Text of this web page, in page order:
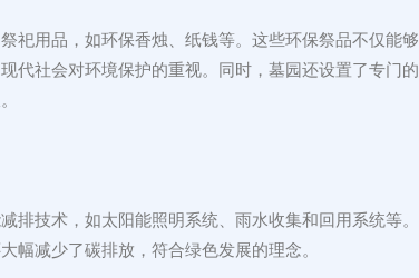
祀用品，如环保香烛、纸钱等。这些环保祭品不仅能够
代社会对环境保护的重视。同时，墓园还设置了专门的
排技术，如太阳能照明系统、雨水收集和回用系统等。
幅减少了碳排放，符合绿色发展的理念。